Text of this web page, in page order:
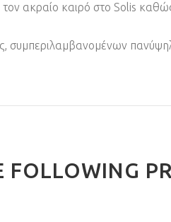
ακραίο καιρό στο Solis
συμπεριλαμβανομένων
FOLLOWING